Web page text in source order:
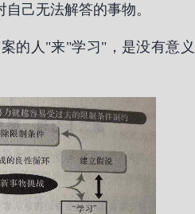
己无法解答的事物。
的人"来"学习"，是没有意义